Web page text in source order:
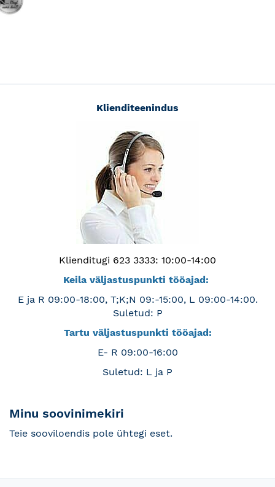
Klienditeenindus
Klienditugi 623 3333: 10:00-14:00
Keila väljastuspunkti tööajad:
E ja R 09:00-18:00, T;K;N 09:-15:00, L 09:00-14:00.
Suletud: P
Tartu väljastuspunkti tööajad:
E- R 09:00-16:00
Suletud: L ja P
Minu soovinimekiri
Teie sooviloendis pole ühtegi eset.